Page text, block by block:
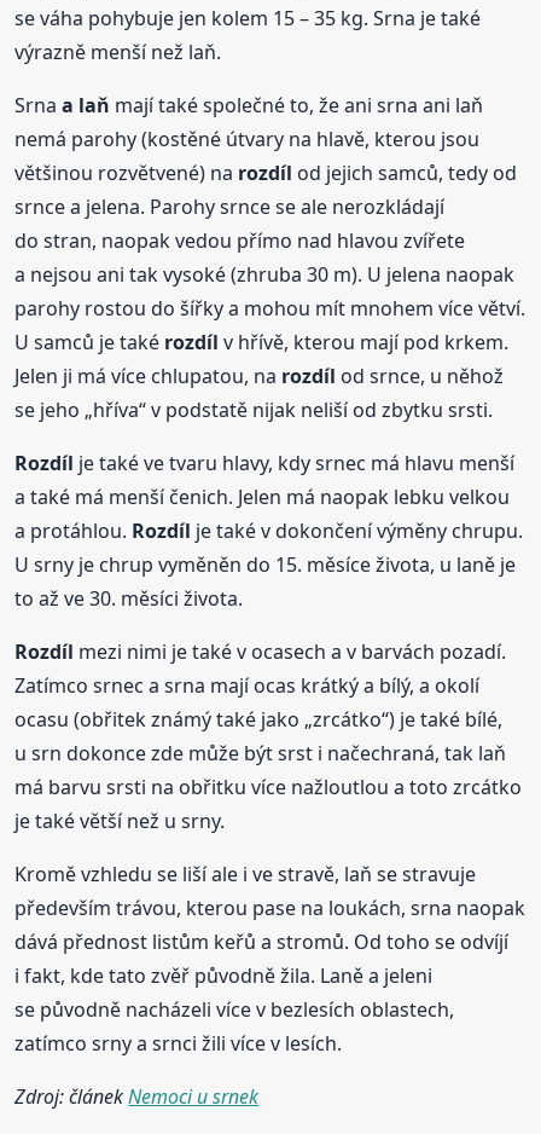
se váha pohybuje jen kolem 15 – 35 kg. Srna je také
výrazně menší než laň.
Srnaa laň mají také společné to, že ani srna ani laň
nemá parohy (kostěné útvary na hlavě, kterou jsou
většinou rozvětvené) na rozdíl od jejich samců, tedy od
srnce a jelena. Parohy srnce se ale nerozkládají
do stran, naopak vedou přímo nad hlavou zvířete
a nejsou ani tak vysoké (zhruba 30 m). U jelena naopak
parohy rostou do šířky a mohou mít mnohem více větví.
U samců je také rozdíl v hřívě, kterou mají pod krkem.
Jelen ji má více chlupatou, na rozdíl od srnce, u něhož
se jeho „hříva“ v podstatě nijak neliší od zbytku srsti.
Rozdíl je také ve tvaru hlavy, kdy srnec má hlavu menší
a také má menší čenich. Jelen má naopak lebku velkou
a protáhlou. Rozdíl je také v dokončení výměny chrupu.
U srny je chrup vyměněn do 15. měsíce života, u laně je
to až ve 30. měsíci života.
Rozdíl mezi nimi je také v ocasech a v barvách pozadí.
Zatímco srnec a srna mají ocas krátký a bílý, a okolí
ocasu (obřitek známý také jako „zrcátko“) je také bílé,
u srn dokonce zde může být srst i načechraná, tak laň
má barvu srsti na obřitku více nažloutlou a toto zrcátko
je také větší než u srny.
Kromě vzhledu se liší ale i ve stravě, laň se stravuje
především trávou, kterou pase na loukách, srna naopak
dává přednost listům keřů a stromů. Od toho se odvíjí
i fakt, kde tato zvěř původně žila. Laně a jeleni
se původně nacházeli více v bezlesích oblastech,
zatímco srny a srnci žili více v lesích.
Zdroj: článekNemoci u srnek